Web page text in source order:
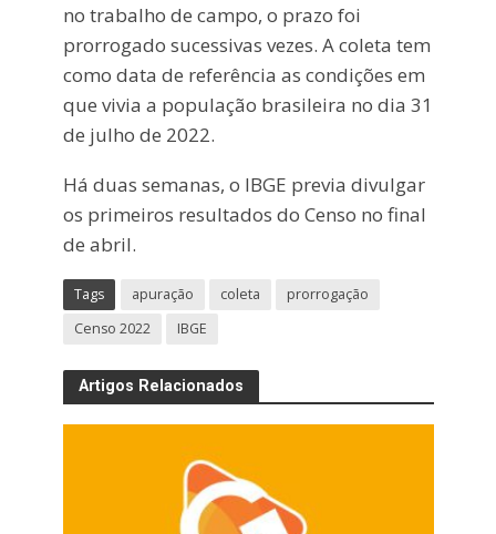
no trabalho de campo, o prazo foi
prorrogado sucessivas vezes. A coleta tem
como data de referência as condições em
que vivia a população brasileira no dia 31
de julho de 2022.
Há duas semanas, o IBGE previa divulgar
os primeiros resultados do Censo no final
de abril.
Tags apuração coleta
prorrogação
Censo 2022
IBGE
Artigos Relacionados